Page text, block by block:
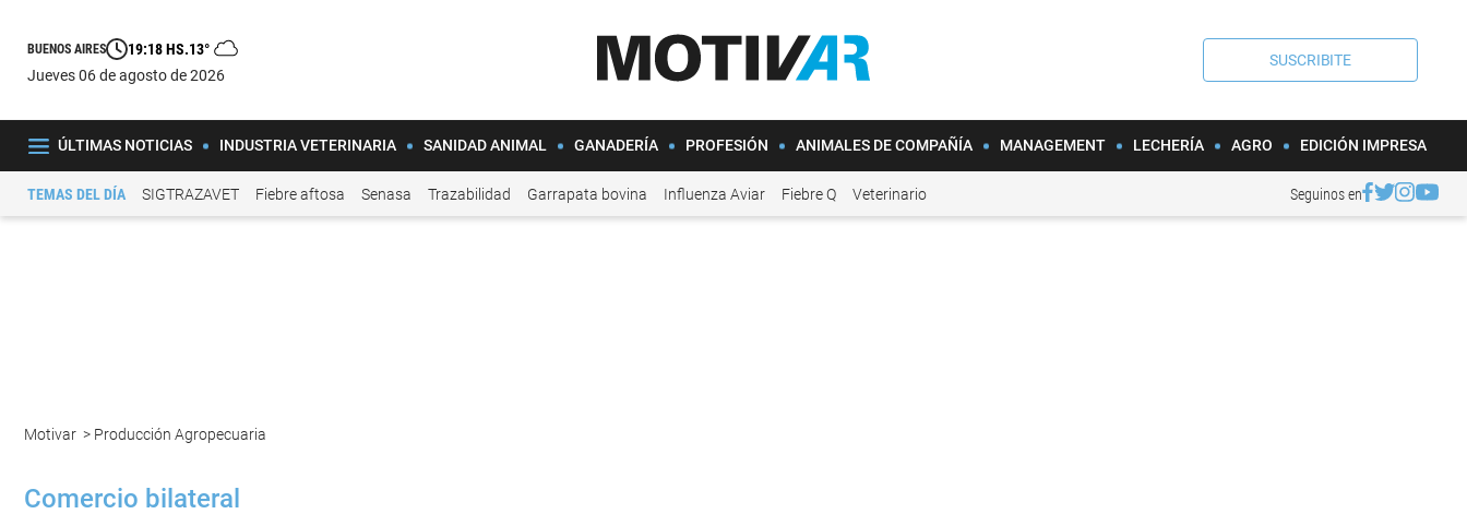
BUENOS AIRES 19:18 HS.13°
jueves 06 de agosto de 2026
SUSCRIBITE
ÚLTIMAS NOTICIAS INDUSTRIA VETERINARIA SANIDAD ANIMAL GANADERÍA PROFESIÓN ANIMALES DE COMPAÑÍA MANAGEMENT LECHERÍA AGRO EDICIÓN IMPRESA
TEMAS DEL DÍA SIGTRAZAVET Fiebre aftosa Senasa Trazabilidad Garrapata bovina Influenza Aviar Fiebre Q Veterinario Seguinos en
Motivar > Producción Agropecuaria
Comercio bilateral